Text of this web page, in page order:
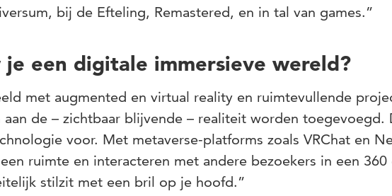
bij de Efteling, Remastered, en in tal van games.”
je een digitale immersieve wereld?
met augmented en virtual reality en ruimtevullende
de – zichtbaar blijvende – realiteit worden toegevoegd.
voor. Met metaverse-platforms zoals VRChat en
ruimte en interacteren met andere bezoekers in een 360
stilzit met een bril op je hoofd.”